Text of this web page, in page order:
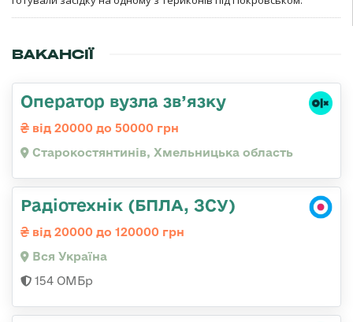
ВАКАНСІЇ
Оператор вузла зв’язку
від 20000 до 50000 грн
Старокостянтинів, Хмельницька область
Радіотехнік (БПЛА, ЗСУ)
від 20000 до 120000 грн
Вся Україна
154 ОМБр